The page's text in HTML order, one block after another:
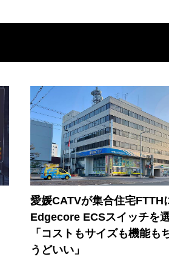
愛媛CATVが集合住宅FTTH
Edgecore ECSスイッチを
「コストもサイズも機能も
うどいい」